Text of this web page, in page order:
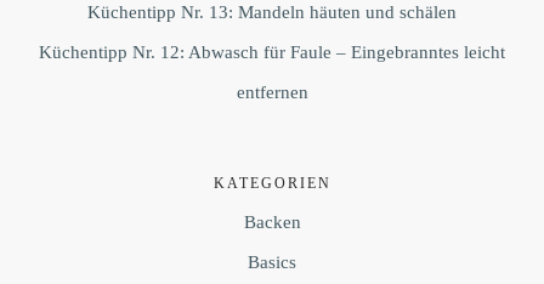
Küchentipp Nr. 13: Mandeln häuten und schälen
Küchentipp Nr. 12: Abwasch für Faule – Eingebranntes leicht
entfernen
KATEGORIEN
Backen
Basics